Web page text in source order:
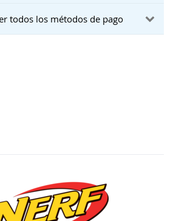
todos los métodos de pago